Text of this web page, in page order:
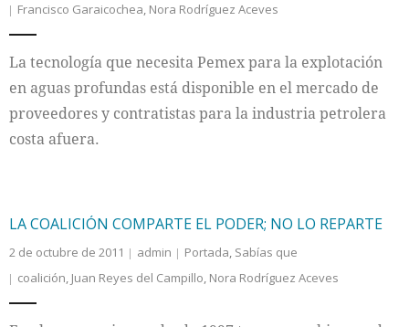
Francisco Garaicochea, Nora Rodríguez Aceves
La tecnología que necesita Pemex para la explotación
en aguas profundas está disponible en el mercado de
proveedores y contratistas para la industria petrolera
costa afuera.
LA COALICIÓN COMPARTE EL PODER; NO LO REPARTE
2 de octubre de 2011 admin Portada, Sabías que
coalición, Juan Reyes del Campillo, Nora Rodríguez Aceves